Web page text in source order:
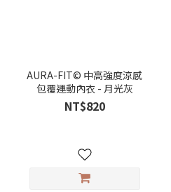
AURA-FIT© 中高強度涼感
包覆運動內衣 - 月光灰
NT$820